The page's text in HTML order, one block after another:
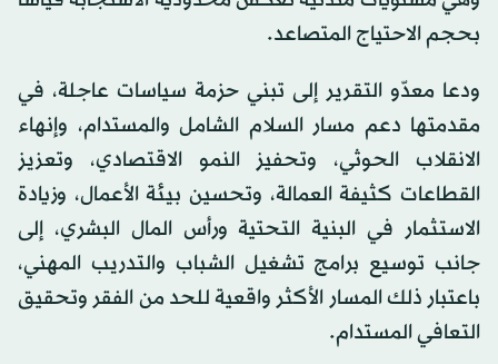
بحجم الاحتياج المتصاعد.
ودعا معدّو التقرير إلى تبني حزمة سياسات عاجلة، في
مقدمتها دعم مسار السلام الشامل والمستدام، وإنهاء
الانقلاب الحوثي، وتحفيز النمو الاقتصادي، وتعزيز
القطاعات كثيفة العمالة، وتحسين بيئة الأعمال، وزيادة
الاستثمار في البنية التحتية ورأس المال البشري، إلى
جانب توسيع برامج تشغيل الشباب والتدريب المهني،
باعتبار ذلك المسار الأكثر واقعية للحد من الفقر وتحقيق
التعافي المستدام.